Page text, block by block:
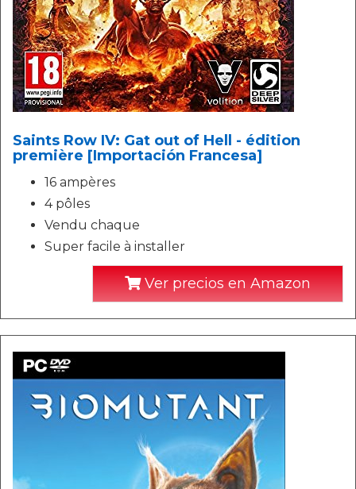
Saints Row IV: Gat out of Hell - édition
première [Importación Francesa]
16 ampères
4 pôles
Vendu chaque
Super facile à installer
Ver precios en Amazon